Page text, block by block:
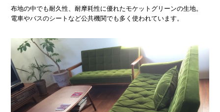
布地の中でも耐久性、耐摩耗性に優れたモケットグリーンの生地。
電車やバスのシートなど公共機関でも多く使われています。